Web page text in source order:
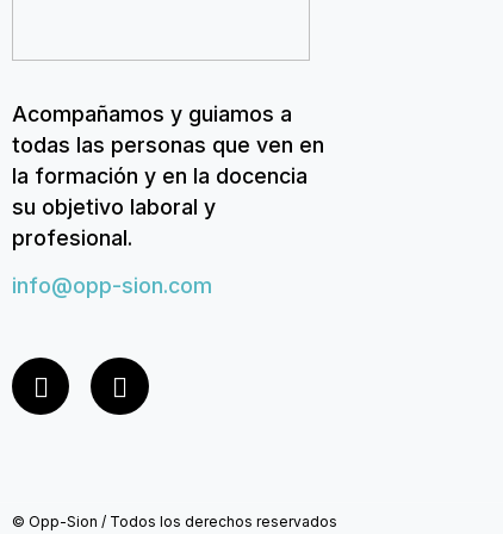
Acompañamos y guiamos a
todas las personas que ven en
la formación y en la docencia
su objetivo laboral y
profesional.
info@opp-sion.com
© Opp-Sion / Todos los derechos reservados